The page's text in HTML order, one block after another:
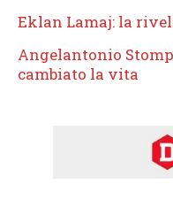
Eklan Lamaj: la
Angelantonio
cambiato la vita